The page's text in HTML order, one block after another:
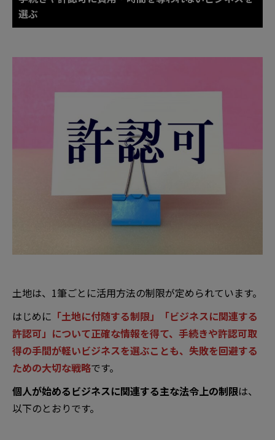
選ぶ
土地は、1筆ごとに活用方法の制限が定められています。
はじめに 「土地に付随する制限」「ビジネスに関連する
許認可」について正確な情報を得て、手続きや許認可取
得の手間が軽いビジネスを選ぶことも、失敗を回避する
ための大切な戦略です。
個人が始めるビジネスに関連する主な法令上の制限は、
以下のとおりです。